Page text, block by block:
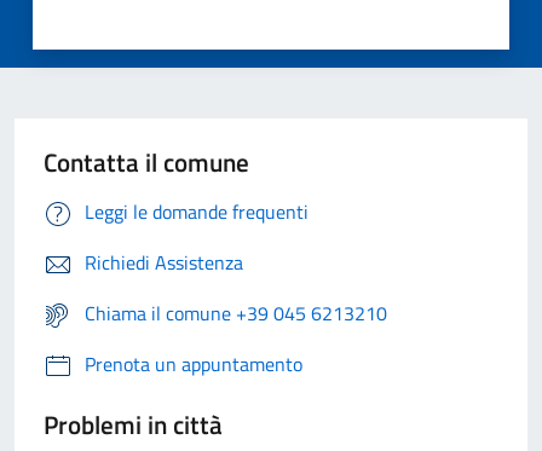
Contatta il comune
Leggi le domande frequenti
Richiedi Assistenza
Chiama il comune +39 045 6213210
Prenota un appuntamento
Problemi in città